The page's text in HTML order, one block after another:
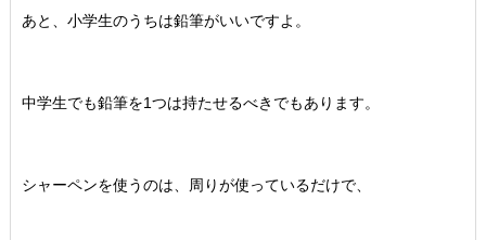
あと、小学生のうちは鉛筆がいいですよ。
中学生でも鉛筆を1つは持たせるべきでもあります。
シャーペンを使うのは、周りが使っているだけで、